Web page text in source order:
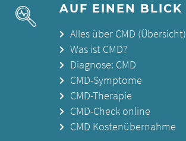
AUF EINEN BLICK
Alles über CMD (Übersicht)
Was ist CMD?
Diagnose: CMD
CMD-Symptome
CMD-Therapie
CMD-Check online
CMD Kostenübernahme